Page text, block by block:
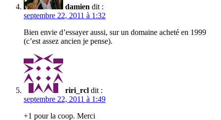
damien dit :
septembre 22, 2011 à 1:32
Bien envie d’essayer aussi, sur un domaine acheté en 1999
(c’est assez ancien je pense).
riri_rcl dit :
septembre 22, 2011 à 1:49
+1 pour la coop. Merci